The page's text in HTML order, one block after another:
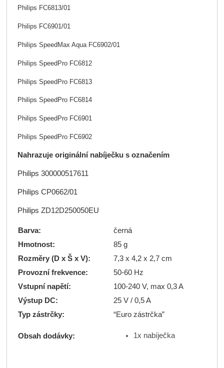
Philips FC6813/01
Philips FC6901/01
Philips SpeedMax Aqua FC6902/01
Philips SpeedPro FC6812
Philips SpeedPro FC6813
Philips SpeedPro FC6814
Philips SpeedPro FC6901
Philips SpeedPro FC6902
Nahrazuje originální nabíječku s označením
Philips 300000517611
Philips CP0662/01
Philips ZD12D250050EU
Barva:
černá
Hmotnost:
85 g
Rozměry (D x Š x V):
7,3 x 4,2 x 2,7 cm
Provozní frekvence:
50-60 Hz
Vstupní napětí:
100-240 V, max 0,3 A
Výstup DC:
25 V / 0,5 A
Typ zástrčky:
“Euro zástrčka”
Obsah dodávky: 1x nabíječka